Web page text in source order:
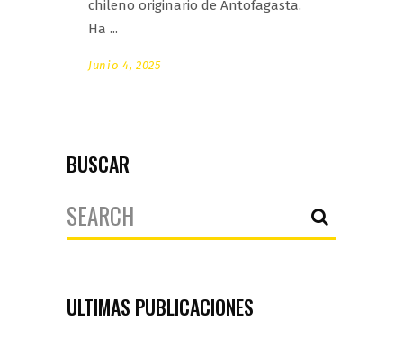
chileno originario de Antofagasta.
Ha
Junio 4, 2025
BUSCAR
Search
for:
ULTIMAS PUBLICACIONES